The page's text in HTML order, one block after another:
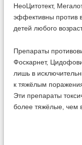
НеоЦитотект,
эффективны против
детей любого
Препараты
Фоскарнет,
лишь в
к тяжёлым
Эти препараты
более тяжёлые, чем